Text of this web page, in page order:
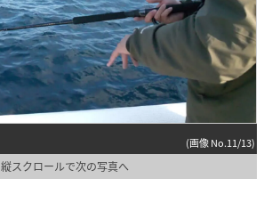
(画像 No.11/13)
縦スクロールで次の写真へ